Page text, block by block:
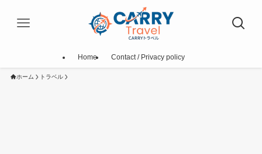
Home Contact / Privacy policy
ホーム トラベル